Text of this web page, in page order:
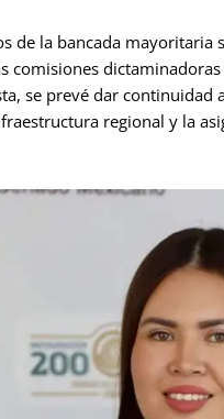
de la bancada
comisiones
se prevé dar
regional y la